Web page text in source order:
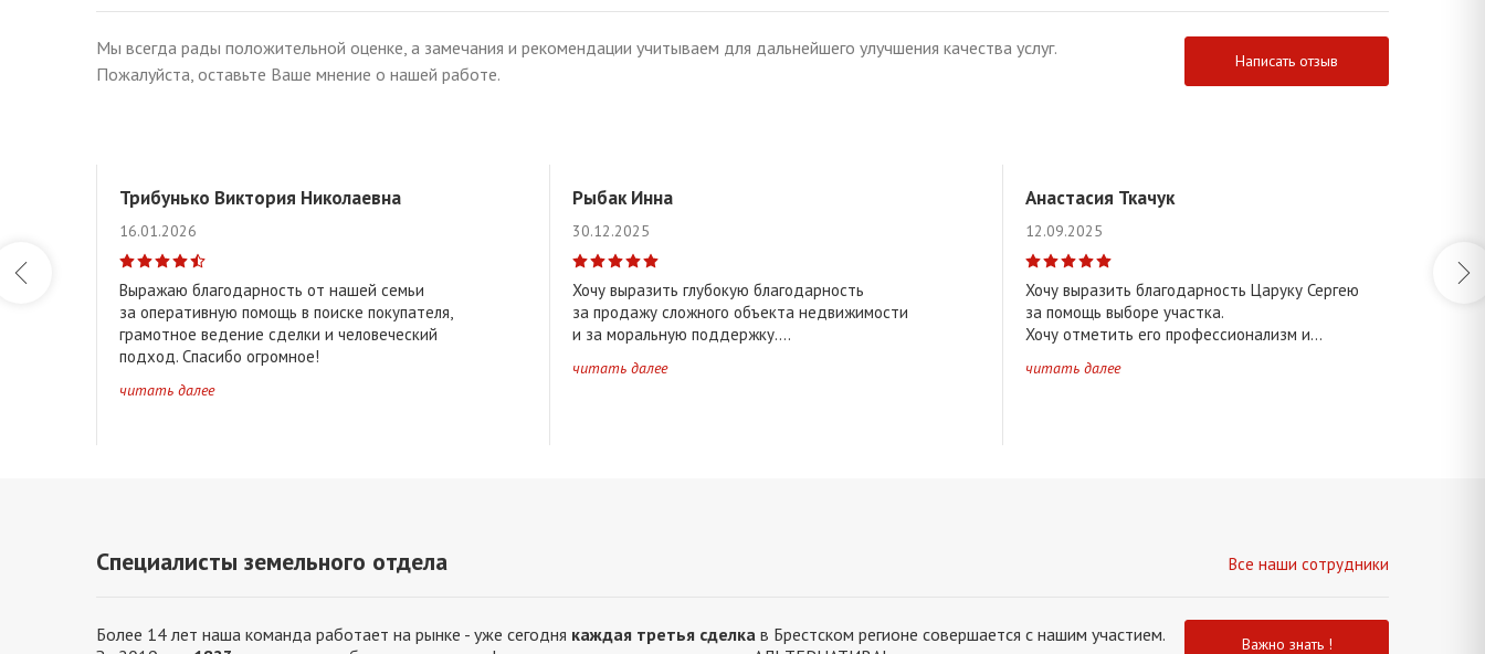
Козловичи • Катин Бор • Речица • Адамково• Старый Аэропорт • Лысая гора • Дубровка • Лт. Рябцева • Граевка • ППВ
Ямно-Вычулки • Стимово • Вычулки • Восток • Тришин • Богданчука • Красный двор • Пугачево • Ковалево Юго-Восточная часть города
Вулька • Южный • Гершоны • Аркадия • Митьки • Кательня-Боярская • Волынка
г. Брест Брестский район Жабинковский район Каменецкий район Кобринский район Малоритский район Другие районы области
Мы всегда рады положительной оценке, а замечания и рекомендации учитываем для дальнейшего улучшения качества услуг.
Пожалуйста, оставьте Ваше мнение о нашей работе.
Написать отзыв
Трибунько Виктория Николаевна
16.01.2026
Выражаю благодарность от нашей семьи
за оперативную помощь в поиске покупателя,
грамотное ведение сделки и человеческий
подход. Спасибо огромное!
читать далее
Рыбак Инна
30.12.2025
Хочу выразить глубокую благодарность
за продажу сложного объекта недвижимости
и за моральную поддержку....
читать далее
Анастасия Ткачук
12.09.2025
Хочу выразить благодарность Царуку Сергею
за помощь выборе участка.
Хочу отметить его профессионализм и...
читать далее
Специалисты земельного отдела Все наши сотрудники
Более 14 лет наша команда работает на рынке - уже сегодня каждая третья сделка в Брестском регионе совершается с нашим участием.
Важно знать !